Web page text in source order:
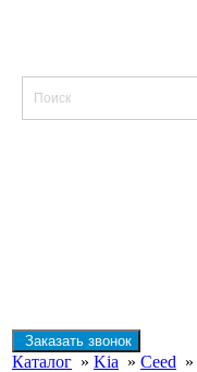
Заказать звонок
Каталог » Kia » Ceed »